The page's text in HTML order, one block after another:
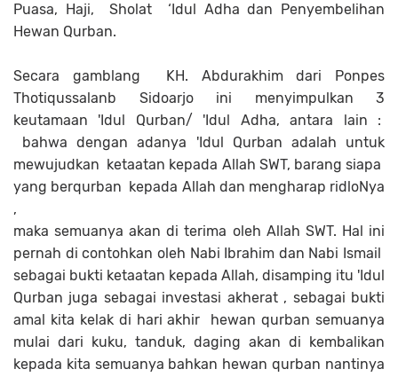
Puasa, Haji, Sholat ‘Idul Adha dan Penyembelihan
Hewan Qurban.
Secara gamblang KH. Abdurakhim dari Ponpes
Thotiqussalanb Sidoarjo ini menyimpulkan 3
keutamaan 'Idul Qurban/ 'Idul Adha, antara lain :
bahwa dengan adanya 'Idul Qurban adalah untuk
mewujudkan ketaatan kepada Allah SWT, barang siapa
yang berqurban kepada Allah dan mengharap ridloNya
,
maka semuanya akan di terima oleh Allah SWT. Hal ini
pernah di contohkan oleh Nabi Ibrahim dan Nabi Ismail
sebagai bukti ketaatan kepada Allah, disamping itu 'Idul
Qurban juga sebagai investasi akherat , sebagai bukti
amal kita kelak di hari akhir hewan qurban semuanya
mulai dari kuku, tanduk, daging akan di kembalikan
kepada kita semuanya bahkan hewan qurban nantinya